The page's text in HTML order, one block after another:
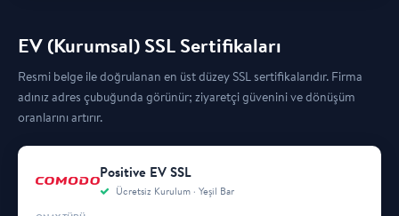
EV (Kurumsal) SSL Sertifikaları
Resmi belge ile doğrulanan en üst düzey SSL sertifikalarıdır. Firma
adınız adres çubuğunda görünür; ziyaretçi güvenini ve dönüşüm
oranlarını artırır.
Positive EV SSL
Ücretsiz Kurulum · Yeşil Bar